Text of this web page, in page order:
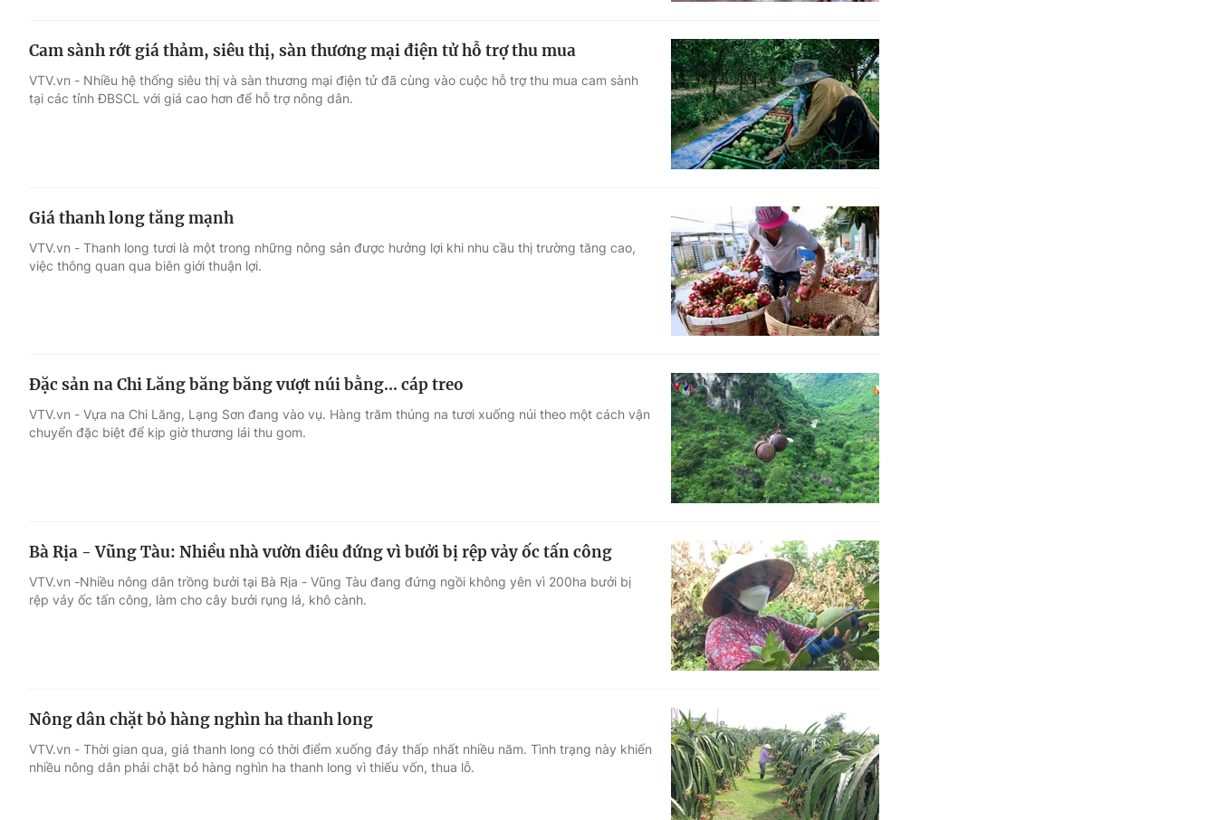
Cam sành rớt giá thảm, siêu thị, sàn thương mại điện tử hỗ trợ thu mua
VTV.vn - Nhiều hệ thống siêu thị và sàn thương mại điện tử đã cùng vào cuộc hỗ trợ thu mua cam sành
tại các tỉnh ĐBSCL với giá cao hơn để hỗ trợ nông dân.
Giá thanh long tăng mạnh
VTV.vn - Thanh long tươi là một trong những nông sản được hưởng lợi khi nhu cầu thị trường tăng cao,
việc thông quan qua biên giới thuận lợi.
Đặc sản na Chi Lăng băng băng vượt núi bằng... cáp treo
VTV.vn - Vựa na Chi Lăng, Lạng Sơn đang vào vụ. Hàng trăm thúng na tươi xuống núi theo một cách vận
chuyển đặc biệt để kịp giờ thương lái thu gom.
Bà Rịa - Vũng Tàu: Nhiều nhà vườn điêu đứng vì bưởi bị rệp vảy ốc tấn công
VTV.vn -Nhiều nông dân trồng bưởi tại Bà Rịa - Vũng Tàu đang đứng ngồi không yên vì 200ha bưởi bị
rệp vảy ốc tấn công, làm cho cây bưởi rụng lá, khô cành.
Nông dân chặt bỏ hàng nghìn ha thanh long
VTV.vn - Thời gian qua, giá thanh long có thời điểm xuống đáy thấp nhất nhiều năm. Tình trạng này khiến
nhiều nông dân phải chặt bỏ hàng nghìn ha thanh long vì thiếu vốn, thua lỗ.